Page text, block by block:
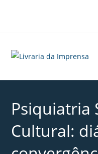
Psiquiatria
Cultural: